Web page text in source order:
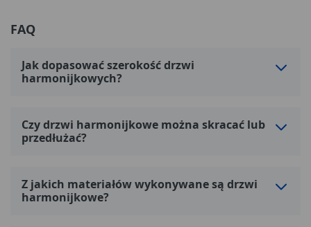
FAQ
Jak dopasować szerokość drzwi
harmonijkowych?
Czy drzwi harmonijkowe można skracać lub
przedłużać?
Z jakich materiałów wykonywane są drzwi
harmonijkowe?